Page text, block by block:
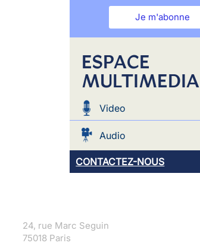
Je m'abonne
ESPACE
MULTIMEDIA
Video
Audio
CONTACTEZ-NOUS
24, rue Marc Seguin
75018 Paris